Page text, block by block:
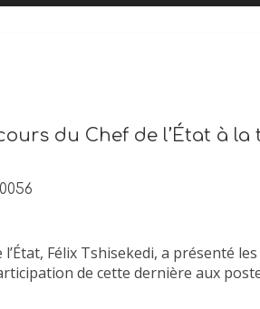
du Chef de l’État à
Félix Tshisekedi, a présenté
de cette dernière aux